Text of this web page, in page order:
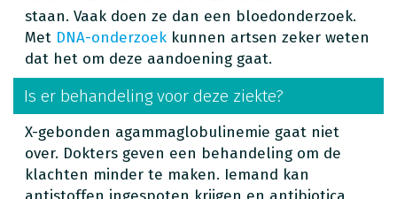
staan. Vaak doen ze dan een bloedonderzoek.
Met DNA-onderzoek kunnen artsen zeker weten
dat het om deze aandoening gaat.
Is er behandeling voor deze ziekte?
X-gebonden agammaglobulinemie gaat niet
over. Dokters geven een behandeling om de
klachten minder te maken. Iemand kan